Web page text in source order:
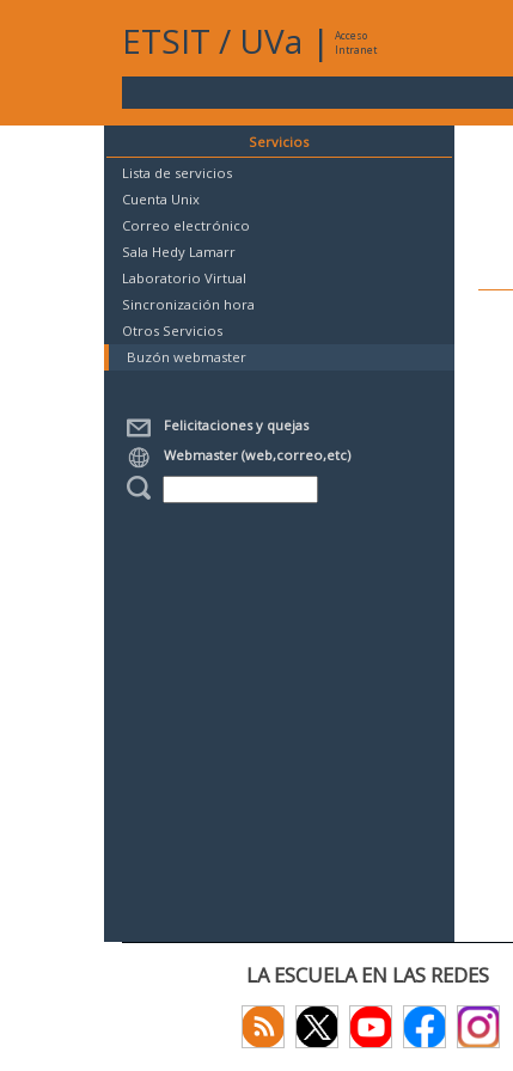
ETSIT / UVa |
Acceso
Intranet
Servicios
Lista de servicios
Cuenta Unix
Correo electrónico
Sala Hedy Lamarr
Laboratorio Virtual
Sincronización hora
Otros Servicios
Buzón webmaster
Felicitaciones y quejas
Webmaster (web,correo,etc)
LA ESCUELA EN LAS REDES